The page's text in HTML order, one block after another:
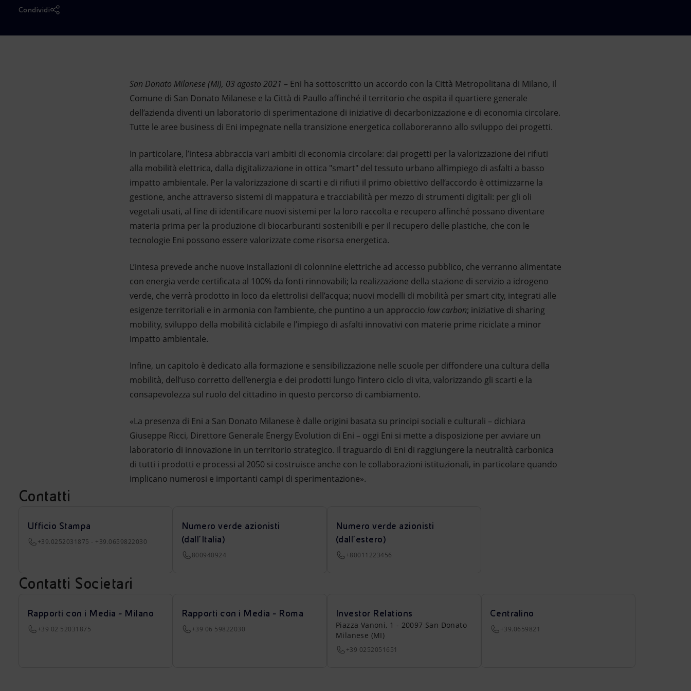
Market Abuse
Condividi
San Donato Milanese (MI), 03 agosto 2021 – Eni ha sottoscritto un accordo con la Città Metropolitana di Milano, il
Comune di San Donato Milanese e la Città di Paullo affinché il territorio che ospita il quartiere generale
dell’azienda diventi un laboratorio di sperimentazione di iniziative di decarbonizzazione e di economia circolare.
Tutte le aree business di Eni impegnate nella transizione energetica collaboreranno allo sviluppo dei progetti.
In particolare, l’intesa abbraccia vari ambiti di economia circolare: dai progetti per la valorizzazione dei rifiuti
alla mobilità elettrica, dalla digitalizzazione in ottica "smart" del tessuto urbano all’impiego di asfalti a basso
impatto ambientale. Per la valorizzazione di scarti e di rifiuti il primo obiettivo dell’accordo è ottimizzarne la
gestione, anche attraverso sistemi di mappatura e tracciabilità per mezzo di strumenti digitali: per gli oli
vegetali usati, al fine di identificare nuovi sistemi per la loro raccolta e recupero affinché possano diventare
materia prima per la produzione di biocarburanti sostenibili e per il recupero delle plastiche, che con le
tecnologie Eni possono essere valorizzate come risorsa energetica.
L’intesa prevede anche nuove installazioni di colonnine elettriche ad accesso pubblico, che verranno alimentate
con energia verde certificata al 100% da fonti rinnovabili; la realizzazione della stazione di servizio a idrogeno
verde, che verrà prodotto in loco da elettrolisi dell’acqua; nuovi modelli di mobilità per smart city, integrati alle
esigenze territoriali e in armonia con l’ambiente, che puntino a un approccio low carbon; iniziative di sharing
mobility, sviluppo della mobilità ciclabile e l’impiego di asfalti innovativi con materie prime riciclate a minor
impatto ambientale.
Infine, un capitolo è dedicato alla formazione e sensibilizzazione nelle scuole per diffondere una cultura della
mobilità, dell’uso corretto dell’energia e dei prodotti lungo l’intero ciclo di vita, valorizzando gli scarti e la
consapevolezza sul ruolo del cittadino in questo percorso di cambiamento.
«La presenza di Eni a San Donato Milanese è dalle origini basata su principi sociali e culturali – dichiara
Giuseppe Ricci, Direttore Generale Energy Evolution di Eni – oggi Eni si mette a disposizione per avviare un
laboratorio di innovazione in un territorio strategico. Il traguardo di Eni di raggiungere la neutralità carbonica
di tutti i prodotti e processi al 2050 si costruisce anche con le collaborazioni istituzionali, in particolare quando
implicano numerosi e importanti campi di sperimentazione».
Contatti
Ufficio Stampa
+39.0252031875 - +39.0659822030
Numero verde azionisti
(dall’Italia)
800940924
Numero verde azionisti
(dall’estero)
+80011223456
Contatti Societari
Rapporti con i Media - Milano
+39 02 52031875
Rapporti con i Media - Roma
+39 06 59822030
Investor Relations
Piazza Vanoni, 1 - 20097 San Donato
Milanese (MI)
+39 0252051651
Centralino
+39.0659821